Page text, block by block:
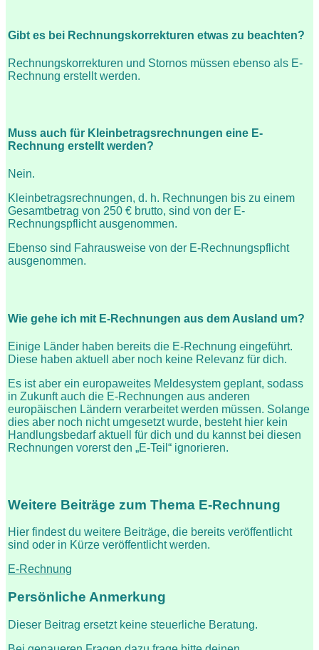
Gibt es bei Rechnungskorrekturen etwas zu beachten?
Rechnungskorrekturen und Stornos müssen ebenso als E-
Rechnung erstellt werden.
Muss auch für Kleinbetragsrechnungen eine E-
Rechnung erstellt werden?
Nein.
Kleinbetragsrechnungen, d. h. Rechnungen bis zu einem
Gesamtbetrag von 250 € brutto, sind von der E-
Rechnungspflicht ausgenommen.
Ebenso sind Fahrausweise von der E-Rechnungspflicht
ausgenommen.
Wie gehe ich mit E-Rechnungen aus dem Ausland um?
Einige Länder haben bereits die E-Rechnung eingeführt.
Diese haben aktuell aber noch keine Relevanz für dich.
Es ist aber ein europaweites Meldesystem geplant, sodass
in Zukunft auch die E-Rechnungen aus anderen
europäischen Ländern verarbeitet werden müssen. Solange
dies aber noch nicht umgesetzt wurde, besteht hier kein
Handlungsbedarf aktuell für dich und du kannst bei diesen
Rechnungen vorerst den „E-Teil“ ignorieren.
Weitere Beiträge zum Thema E-Rechnung
Hier findest du weitere Beiträge, die bereits veröffentlicht
sind oder in Kürze veröffentlicht werden.
E-Rechnung
Persönliche Anmerkung
Dieser Beitrag ersetzt keine steuerliche Beratung.